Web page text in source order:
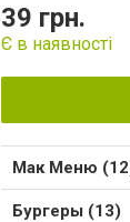
39 грн.
Є в наявності
Мак Меню
Бургеры (13)